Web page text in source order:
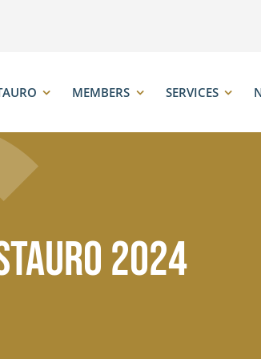
MEMBERS SERVICES
2024